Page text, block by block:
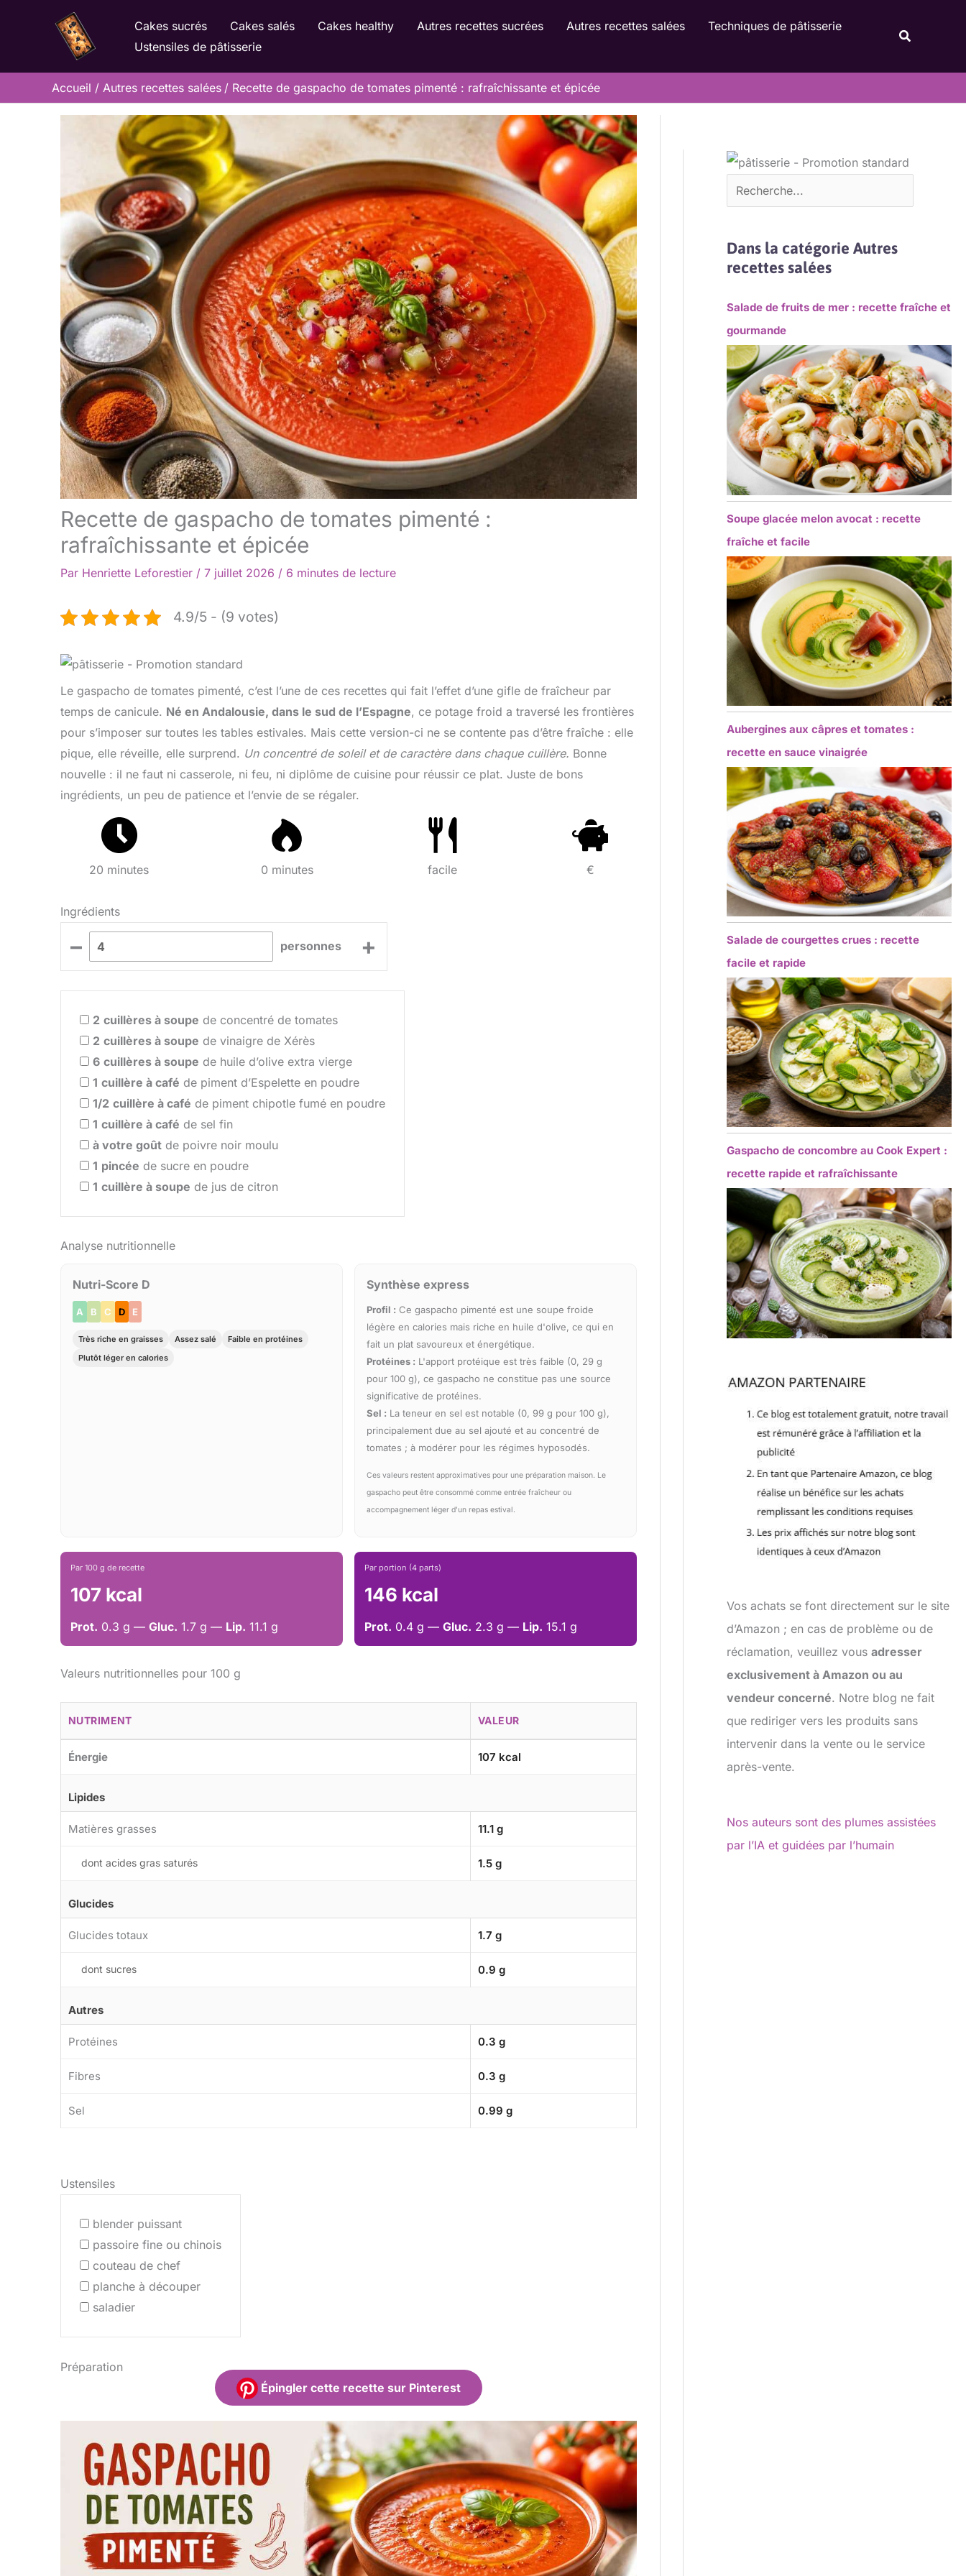
Cakes sucrés Cakes salés Cakes healthy Autres recettes sucrées Autres recettes salées
Techniques de pâtisserie
Ustensiles de pâtisserie
Accueil Autres recettes salées Recette de gaspacho de tomates pimenté : rafraîchissante et épicée
Recette de gaspacho de tomates pimenté :
rafraîchissante et épicée
Par Henriette Leforestier / 7 juillet 2026 / 6 minutes de lecture
4.9/5 - (9 votes)
Le gaspacho de tomates pimenté, c’est l’une de ces recettes qui fait l’effet d’une gifle de fraîcheur par
temps de canicule. Né en Andalousie, dans le sud de l’Espagne, ce potage froid a traversé les frontières
pour s’imposer sur toutes les tables estivales. Mais cette version-ci ne se contente pas d’être fraîche : elle
pique, elle réveille, elle surprend. Un concentré de soleil et de caractère dans chaque cuillère. Bonne
nouvelle : il ne faut ni casserole, ni feu, ni diplôme de cuisine pour réussir ce plat. Juste de bons
ingrédients, un peu de patience et l’envie de se régaler.
20 minutes 0 minutes facile €
Ingrédients
– personnes +
2 cuillères à soupe de concentré de tomates
2 cuillères à soupe de vinaigre de Xérès
6 cuillères à soupe de huile d’olive extra vierge
1 cuillère à café de piment d’Espelette en poudre
1/2 cuillère à café de piment chipotle fumé en poudre
1 cuillère à café de sel fin
à votre goût de poivre noir moulu
1 pincée de sucre en poudre
1 cuillère à soupe de jus de citron
Analyse nutritionnelle
Nutri-Score D
A B C D E
Très riche en graisses Assez salé
Faible en protéines
Plutôt léger en calories
Synthèse express
Profil : Ce gaspacho pimenté est une soupe froide
légère en calories mais riche en huile d'olive, ce qui en
fait un plat savoureux et énergétique.
Protéines : L'apport protéique est très faible (0, 29 g
pour 100 g), ce gaspacho ne constitue pas une source
significative de protéines.
Sel : La teneur en sel est notable (0, 99 g pour 100 g),
principalement due au sel ajouté et au concentré de
tomates ; à modérer pour les régimes hyposodés.
Ces valeurs restent approximatives pour une préparation maison. Le
gaspacho peut être consommé comme entrée fraîcheur ou
accompagnement léger d'un repas estival.
Par 100 g de recette
107 kcal
Prot. 0.3 g — Gluc. 1.7 g — Lip. 11.1 g
Par portion (4 parts)
146 kcal
Prot. 0.4 g —Gluc. 2.3 g — Lip. 15.1 g
Valeurs nutritionnelles pour 100 g
NUTRIMENT VALEUR
Énergie 107 kcal
Lipides
Matières grasses 11.1 g
dont acides gras saturés 1.5 g
Glucides
Glucides totaux 1.7 g
dont sucres 0.9 g
Autres
Protéines 0.3 g
Fibres 0.3 g
Sel 0.99 g
Ustensiles
blender puissant
passoire fine ou chinois
couteau de chef
planche à découper
saladier
Préparation
Épingler cette recette sur Pinterest
Dans la catégorie Autres
recettes salées
Salade de fruits de mer : recette fraîche et
gourmande
Soupe glacée melon avocat : recette
fraîche et facile
Aubergines aux câpres et tomates :
recette en sauce vinaigrée
Salade de courgettes crues : recette
facile et rapide
Gaspacho de concombre au Cook Expert :
recette rapide et rafraîchissante
Vos achats se font directement sur le site
d’Amazon ; en cas de problème ou de
réclamation, veuillez vousadresser
exclusivement à Amazon ou au
vendeur concerné. Notre blog ne fait
que rediriger vers les produits sans
intervenir dans la vente ou le service
après-vente.
Nos auteurs sont des plumes assistées
par l’IA et guidées par l’humain